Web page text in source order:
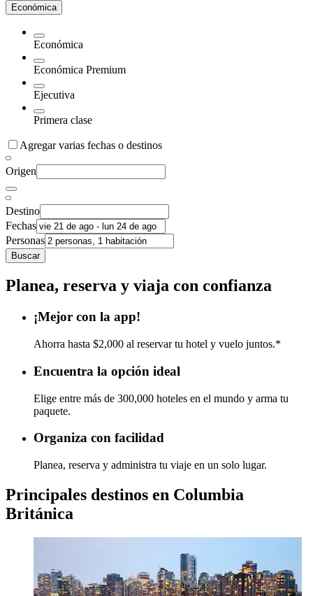
Económica
Económica
Económica Premium
Ejecutiva
Primera clase
Agregar varias fechas o destinos
Origen
Destino
Fechas
Personas
Buscar
Planea, reserva y viaja con confianza
¡Mejor con la app!
Ahorra hasta $2,000 al reservar tu hotel y vuelo juntos.*
Encuentra la opción ideal
Elige entre más de 300,000 hoteles en el mundo y arma tu
paquete.
Organiza con facilidad
Planea, reserva y administra tu viaje en un solo lugar.
Principales destinos en Columbia
Británica